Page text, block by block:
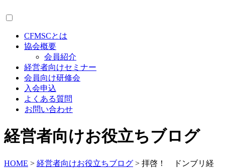
CFMSCとは
協会概要
会員紹介
経営者向けセミナー
会員向け研修会
入会申込
よくある質問
お問い合わせ
経営者向けお役立ちブログ
HOME > 経営者向けお役立ちブログ > 拝啓！ ドンブリ経